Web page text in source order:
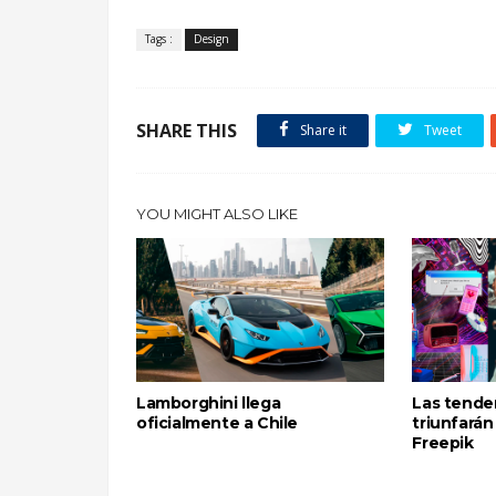
Tags : Design
SHARE THIS Share it Tweet
YOU MIGHT ALSO LIKE
Lamborghini llega
oficialmente a Chile
Las
triunfarán
Freepik